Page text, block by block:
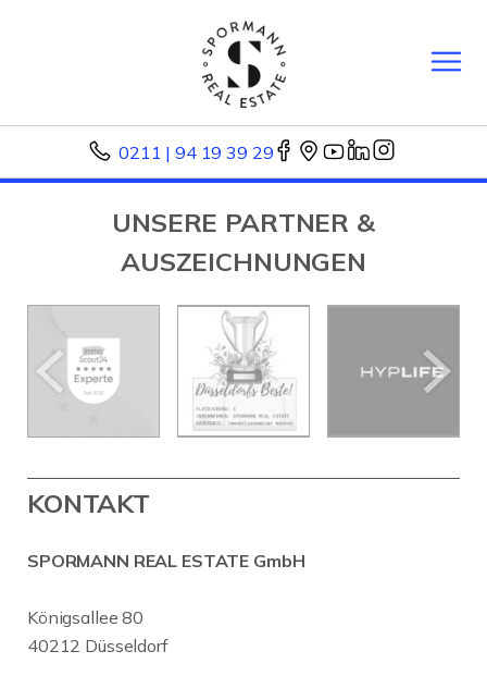
0211 | 94 19 39 29
UNSERE PARTNER &
AUSZEICHNUNGEN
KONTAKT
SPORMANN REAL ESTATE GmbH
Königsallee 80
40212 Düsseldorf